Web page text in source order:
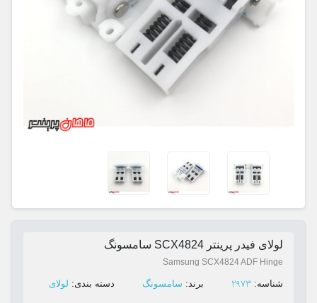
لولای فیدر پرینتر SCX4824 سامسونگ
Samsung SCX4824 ADF Hinge
ﺷﻨﺎﺳﻪ: 2973 ﺑﺮﻧﺪ: سامسونگ ﺩﺳﺘﻪ ﺑﻨﺪی: لولای